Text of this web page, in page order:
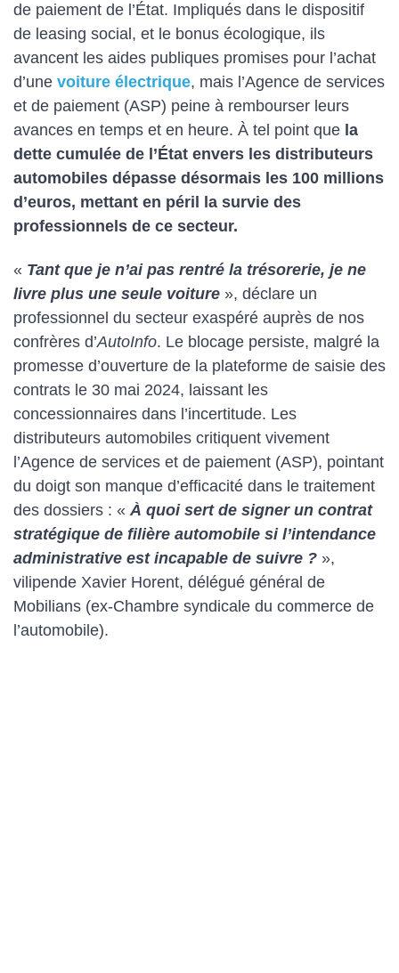
de paiement de l’État. Impliqués dans le dispositif
de leasing social, et le bonus écologique, ils
avancent les aides publiques promises pour l’achat
d’une voiture électrique, mais l’Agence de services
et de paiement (ASP) peine à rembourser leurs
avances en temps et en heure. À tel point que la
dette cumulée de l’État envers les distributeurs
automobiles dépasse désormais les 100 millions
d’euros, mettant en péril la survie des
professionnels de ce secteur.
« Tant que je n’ai pas rentré la trésorerie, je ne
livre plus une seule voiture », déclare un
professionnel du secteur exaspéré auprès de nos
confrères d’AutoInfo. Le blocage persiste, malgré la
promesse d’ouverture de la plateforme de saisie des
contrats le 30 mai 2024, laissant les
concessionnaires dans l’incertitude. Les
distributeurs automobiles critiquent vivement
l’Agence de services et de paiement (ASP), pointant
du doigt son manque d’efficacité dans le traitement
des dossiers : «À quoi sert de signer un contrat
stratégique de filière automobile si l’intendance
administrative est incapable de suivre ? »,
vilipende Xavier Horent, délégué général de
Mobilians (ex-Chambre syndicale du commerce de
l’automobile).